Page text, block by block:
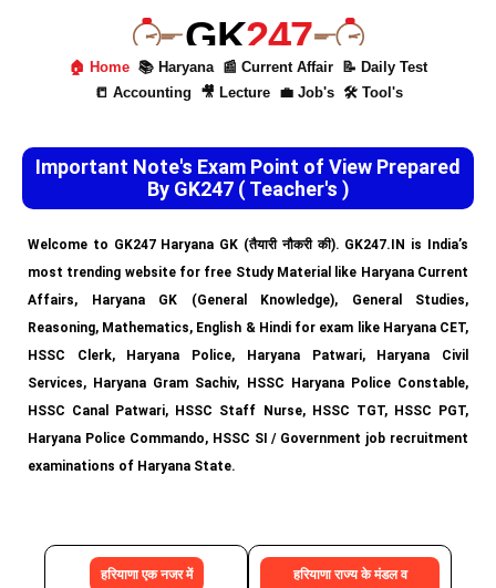
GK247
🏠 Home 📚 Haryana 📰 Current Affair
📝 Daily Test
📒 Accounting
🎥 Lecture 💼 Job's 🛠 Tool's
Important Note's Exam Point of View Prepared
By GK247 ( Teacher's )
Welcome to GK247 Haryana GK (तैयारी नौकरी की). GK247.IN is India’s
most trending website for free Study Material like Haryana Current
Affairs, Haryana GK (General Knowledge), General Studies,
Reasoning, Mathematics, English & Hindi for exam like Haryana CET,
HSSC Clerk, Haryana Police, Haryana Patwari, Haryana Civil
Services, Haryana Gram Sachiv, HSSC Haryana Police Constable,
HSSC Canal Patwari, HSSC Staff Nurse, HSSC TGT, HSSC PGT,
Haryana Police Commando, HSSC SI / Government job recruitment
examinations of Haryana State.
हरियाणा एक नजर में
हरियाणा राज्य के मंडल व